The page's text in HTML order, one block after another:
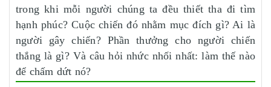
trong khi mỗi người chúng ta đều thiết tha đi tìm
hạnh phúc? Cuộc chiến đó nhằm mục đích gì? Ai là
người gây chiến? Phần thưởng cho người chiến
thắng là gì? Và câu hỏi nhức nhối nhất: làm thế nào
để chấm dứt nó?